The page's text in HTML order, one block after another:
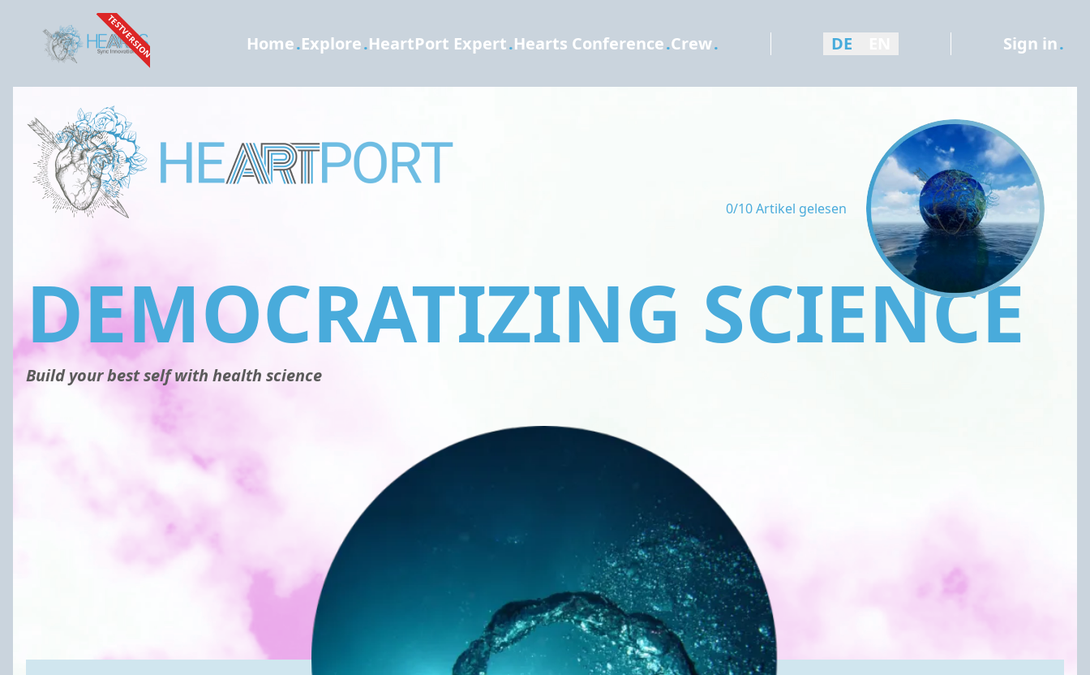
TESTVERSION Home.Explore.HeartPort Expert.Hearts Conference.Crew. DE Sign in.
0/10 Artikel gelesen
DEMOCRATIZING SCIENCE
Build your best self with health science